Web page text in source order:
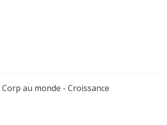
au monde - Croissance